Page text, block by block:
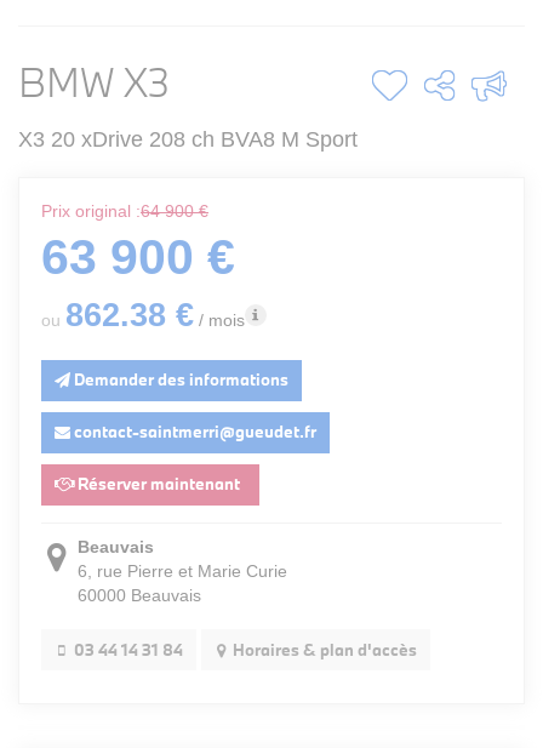
BMW X3
X3 20 xDrive 208 ch BVA8 M Sport
Prix original :64 900 €
63 900 €
ou 862.38 € / mois
Demander des informations
contact-saintmerri@gueudet.fr
Réserver maintenant
Beauvais
6, rue Pierre et Marie Curie
60000 Beauvais
03 44 14 31 84 Horaires & plan d'accès